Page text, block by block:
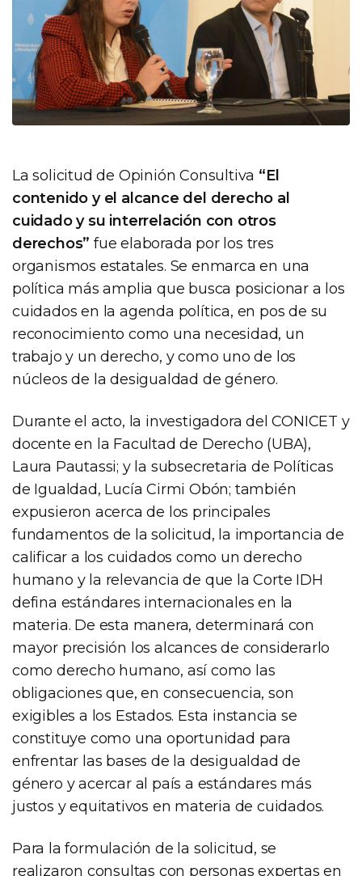
La solicitud de Opinión Consultiva “El
contenido y el alcance del derecho al
cuidado y su interrelación con otros
derechos” fue elaborada por los tres
organismos estatales. Se enmarca en una
política más amplia que busca posicionar a los
cuidados en la agenda política, en pos de su
reconocimiento como una necesidad, un
trabajo y un derecho, y como uno de los
núcleos de la desigualdad de género.
Durante el acto, la investigadora del CONICET y
docente en la Facultad de Derecho (UBA),
Laura Pautassi; y la subsecretaria de Políticas
de Igualdad, Lucía Cirmi Obón; también
expusieron acerca de los principales
fundamentos de la solicitud, la importancia de
calificar a los cuidados como un derecho
humano y la relevancia de que la Corte IDH
defina estándares internacionales en la
materia. De esta manera, determinará con
mayor precisión los alcances de considerarlo
como derecho humano, así como las
obligaciones que, en consecuencia, son
exigibles a los Estados. Esta instancia se
constituye como una oportunidad para
enfrentar las bases de la desigualdad de
género y acercar al país a estándares más
justos y equitativos en materia de cuidados.
Para la formulación de la solicitud, se
realizaron consultas con personas expertas en